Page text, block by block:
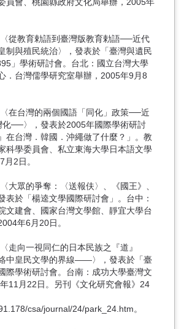
從教育勅語到臺灣版教育勅語──近代
制與殖民統治〉，發表於「臺灣與遺民
」學術研討會。台北：國立台灣大學
．台灣儒學研究室舉辦，2005年9月8
在台灣的兩個國語「同化」政策──近
化──〉，發表於2005年國際學術研討
在台灣．韓國．沖繩做了什麼？」。教
科學委員會、私立東海大學日本語文學
2日。
大眾的爭奪：〈送報伕〉、《國王》、
表於「楊逵文學國際研討會」。台中：
文建會、國家台灣文學館、靜宜大學台
年6月20日。
走向一視同仁的日本民族之『道』
中皇民文學的界線――〉，發表於「臺
際學術研討會。台南：成功大學臺灣文
11月22日。另刊《文化研究會報》24
csa/journal/24/park_24.htm。